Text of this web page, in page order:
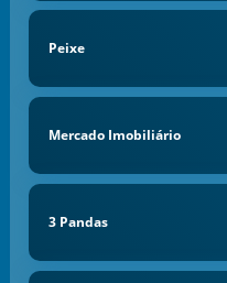
Peixe
Mercado Imobiliário
3 Pandas